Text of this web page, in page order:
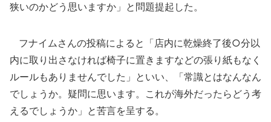
狭いのかどう思いますか」と問題提起した。
フナイムさんの投稿によると「店内に乾燥終了後○分以
内に取り出さなければ椅子に置きますなどの張り紙もなく
ルールもありませんでした」といい、「常識とはなんなん
でしょうか。疑問に思います。これが海外だったらどう考
えるでしょうか」と苦言を呈する。